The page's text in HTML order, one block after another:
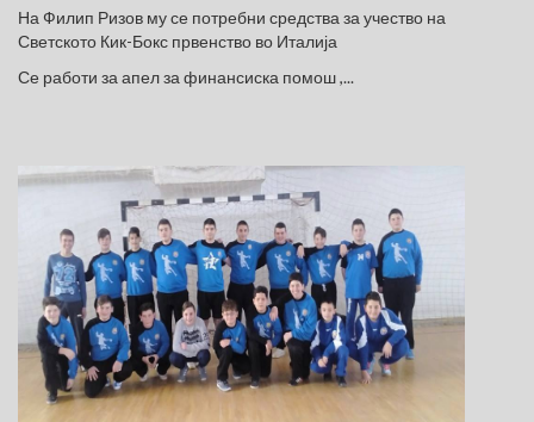
На Филип Ризов му се потребни средства за учество на
Светското Кик-Бокс првенство во Италија
Се работи за апел за финансиска помош ,...